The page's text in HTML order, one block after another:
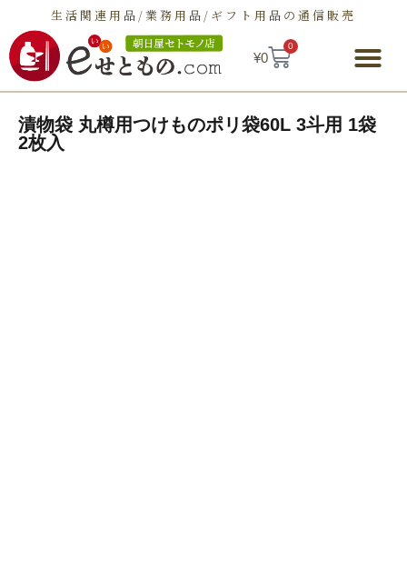
生活関連用品/業務用品/ギフト用品の通信販売
¥0
0
漬物袋 丸樽用つけものポリ袋60L 3斗用 1袋
2枚入